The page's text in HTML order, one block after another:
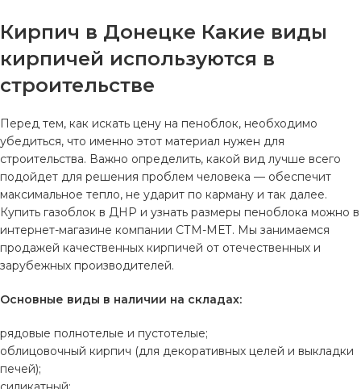
Кирпич в Донецке Какие виды
кирпичей используются в
строительстве
Перед тем, как искать цену на пеноблок, необходимо
убедиться, что именно этот материал нужен для
строительства. Важно определить, какой вид лучше всего
подойдет для решения проблем человека — обеспечит
максимальное тепло, не ударит по карману и так далее.
Купить газоблок в ДНР и узнать размеры пеноблока можно в
интернет-магазине компании СТМ-МЕТ. Мы занимаемся
продажей качественных кирпичей от отечественных и
зарубежных производителей.
Основные виды в наличии на складах:
рядовые полнотелые и пустотелые;
облицовочный кирпич (для декоративных целей и выкладки
печей);